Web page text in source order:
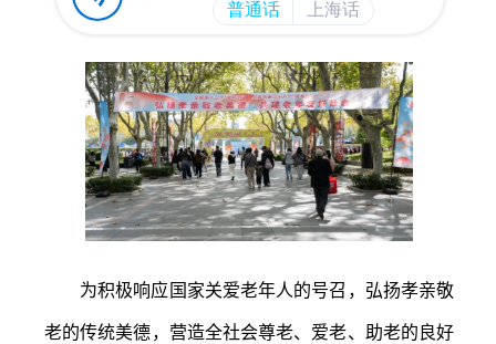
为积极响应国家关爱老年人的号召，弘扬孝亲敬
老的传统美德，营造全社会尊老、爱老、助老的良好